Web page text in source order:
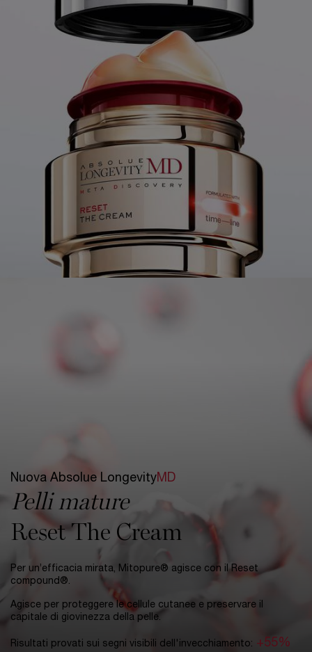
Nuova Absolue LongevityMD
Pelli mature
Reset The Cream
Per un’efficacia mirata, Mitopure® agisce con il Reset
compound®.
Agisce per proteggere le cellule cutanee e preservare il
capitale di giovinezza della pelle.
Risultati provati sui segni visibili dell'invecchiamento: +55%